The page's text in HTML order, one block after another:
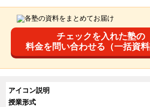
チェックを入れた塾の
料金を問い合わせる（一括資料
アイコン説明
授業形式